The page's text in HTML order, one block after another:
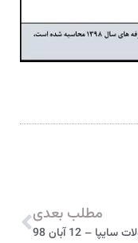
مطلب بعدی
12 آبان 98